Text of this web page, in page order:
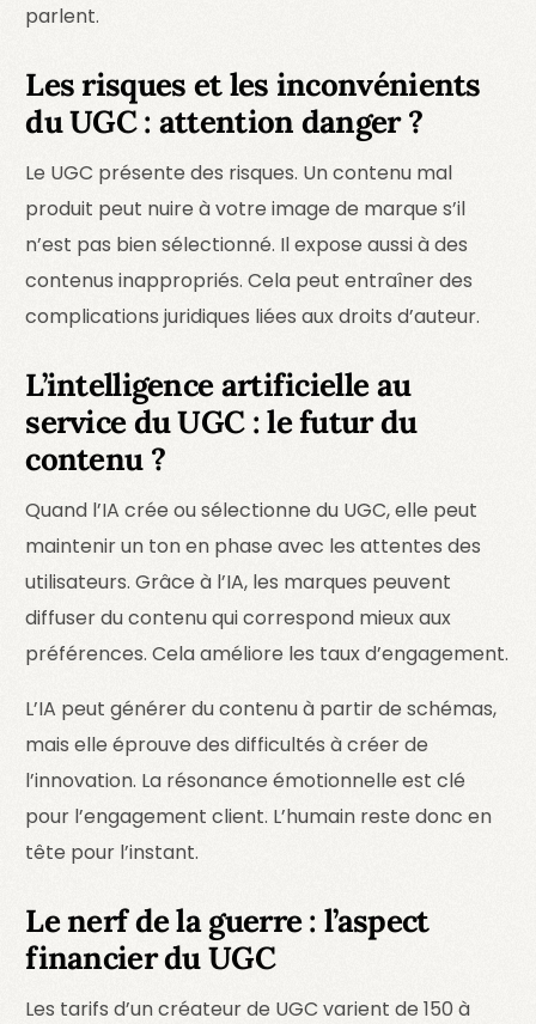
parlent.
Les risques et les inconvénients
du UGC : attention danger ?
Le UGC présente des risques. Un contenu mal
produit peut nuire à votre image de marque s’il
n’est pas bien sélectionné. Il expose aussi à des
contenus inappropriés. Cela peut entraîner des
complications juridiques liées aux droits d’auteur.
L’intelligence artificielle au
service du UGC : le futur du
contenu ?
Quand l’IA crée ou sélectionne du UGC, elle peut
maintenir un ton en phase avec les attentes des
utilisateurs. Grâce à l’IA, les marques peuvent
diffuser du contenu qui correspond mieux aux
préférences. Cela améliore les taux d’engagement.
L’IA peut générer du contenu à partir de schémas,
mais elle éprouve des difficultés à créer de
l’innovation. La résonance émotionnelle est clé
pour l’engagement client. L’humain reste donc en
tête pour l’instant.
Le nerf de la guerre : l’aspect
financier du UGC
Les tarifs d’un créateur de UGC varient de 150 à